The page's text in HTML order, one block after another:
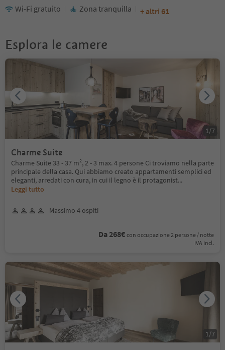
Wi-Fi gratuito
Zona tranquilla + altri 61
Esplora le camere
Charme Suite
Charme Suite 33 - 37 m², 2 - 3 max. 4 persone Ci troviamo nella parte
principale della casa. Qui abbiamo creato appartamenti semplici ed
eleganti, arredati con cura, in cui il legno è il protagonist...
Leggi tutto
Massimo 4 ospiti
Da 268€ con occupazione 2 persone / notte
IVA incl.
1/7
1/7